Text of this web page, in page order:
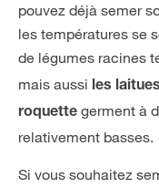
pouvez déjà semer
les températures se
de légumes racines
mais aussi les
roquette germent à
relativement basses.
Si vous souhaitez